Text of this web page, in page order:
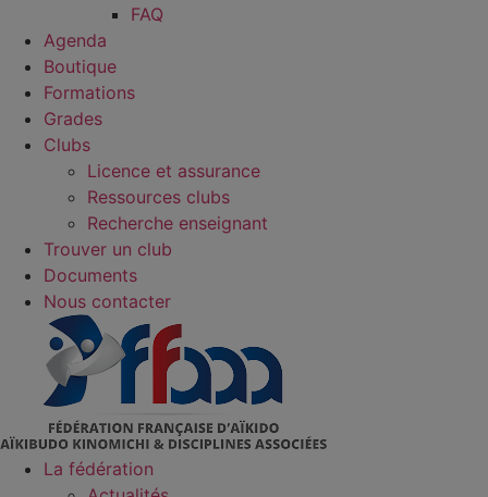
FAQ
Agenda
Boutique
Formations
Grades
Clubs
Licence et assurance
Ressources clubs
Recherche enseignant
Trouver un club
Documents
Nous contacter
La fédération